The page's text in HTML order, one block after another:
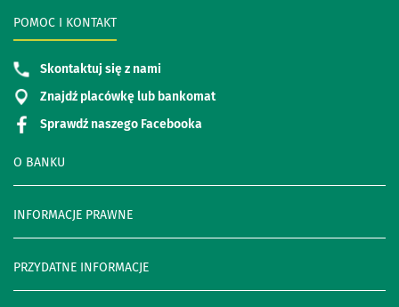
O BANKU
INFORMACJE PRAWNE
PRZYDATNE INFORMACJE
POMOC I KONTAKT
Skontaktuj się z nami
Znajdź placówkę lub bankomat
Sprawdź naszego Facebooka